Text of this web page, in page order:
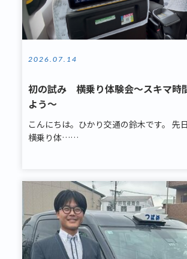
2026.07.14
初の試み 横乗り体験会～スキマ時
よう～
こんにちは。ひかり交通の鈴木です。 先
横乗り体……